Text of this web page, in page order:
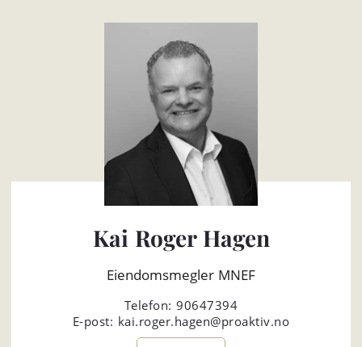
Kai Roger Hagen
Eiendomsmegler MNEF
Telefon:90647394
E-post: kai.roger.hagen@proaktiv.no